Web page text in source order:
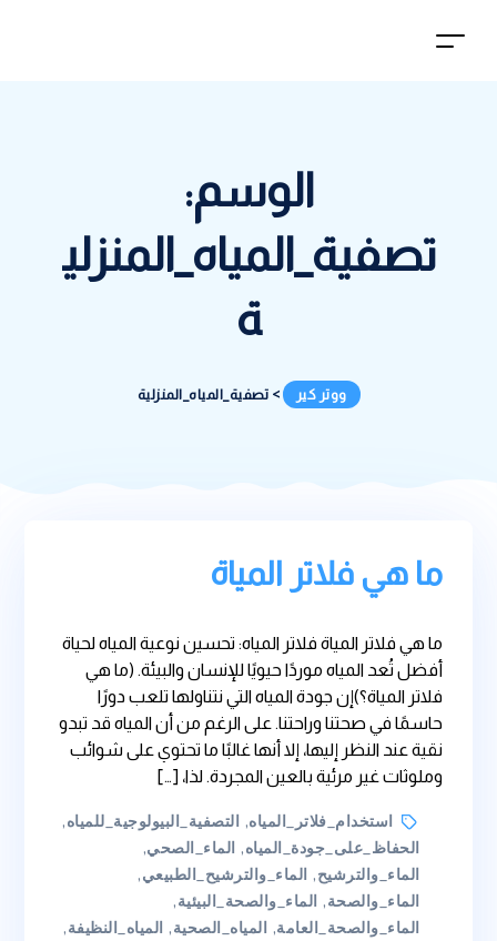
الوسم:
تصفية_المياه_المنزلي
ة
ووتر كير > تصفية_المياه_المنزلية
ما هي فلاتر المياة
ما هي فلاتر المياة فلاتر المياه: تحسين نوعية المياه لحياة
أفضل تُعد المياه موردًا حيويًا للإنسان والبيئة. (ما هي
فلاتر المياة؟)إن جودة المياه التي نتناولها تلعب دورًا
حاسمًا في صحتنا وراحتنا. على الرغم من أن المياه قد تبدو
نقية عند النظر إليها، إلا أنها غالبًا ما تحتوي على شوائب
وملوثات غير مرئية بالعين المجردة. لذا، […]
Tagsاستخدام_فلاتر_المياه, التصفية_البيولوجية_للمياه,
الحفاظ_على_جودة_المياه, الماء_الصحي,
الماء_والترشيح, الماء_والترشيح_الطبيعي,
الماء_والصحة, الماء_والصحة_البيئية,
الماء_والصحة_العامة, المياه_الصحية, المياه_النظيفة,